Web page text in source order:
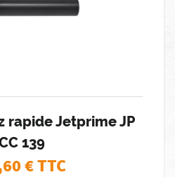
rapide Jetprime JP
139
€ TTC